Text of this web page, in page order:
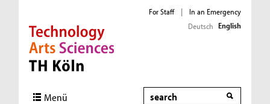
Direkt zur Hauptnavigation
Direkt zur Subnavigation
Direkt zum Inhalt
Direkt zum Fußbereich
For Staff |
In an Emergency
Deutsch English
Menü Search